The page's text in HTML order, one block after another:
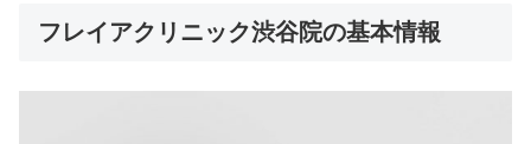
フレイアクリニック渋谷院の基本情報